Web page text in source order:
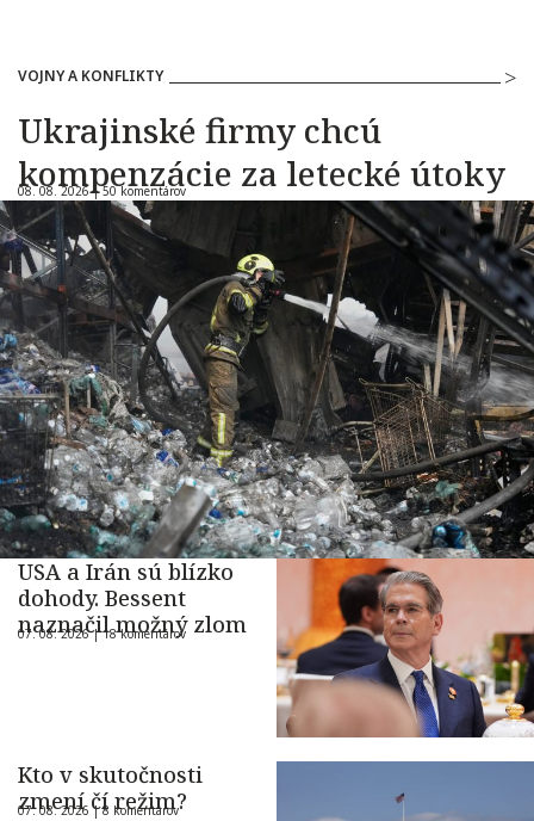
VOJNY A KONFLIKTY
Ukrajinské firmy chcú
kompenzácie za letecké útoky
08. 08. 2026 |50 komentárov
USA a Irán sú blízko
dohody. Bessent
naznačil možný zlom
07. 08. 2026 |18 komentárov
Kto v skutočnosti
zmení čí režim?
07. 08. 2026 |8 komentárov